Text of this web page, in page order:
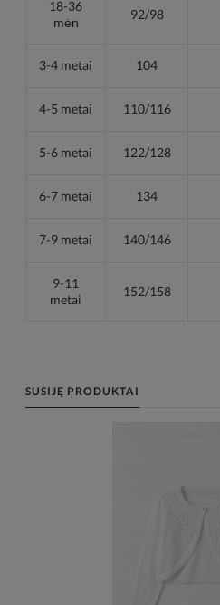
18-36
mėn
92/98
3-4 metai 104
4-5 metai 110/116
5-6 metai 122/128
6-7 metai 134
7-9 metai 140/146
9-11
metai
152/158
SUSIJĘ PRODUKTAI